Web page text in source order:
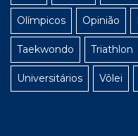
Olímpicos Opinião
Taekwondo Triathlon
Universitários Vôlei